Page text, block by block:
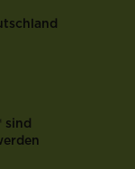
sind